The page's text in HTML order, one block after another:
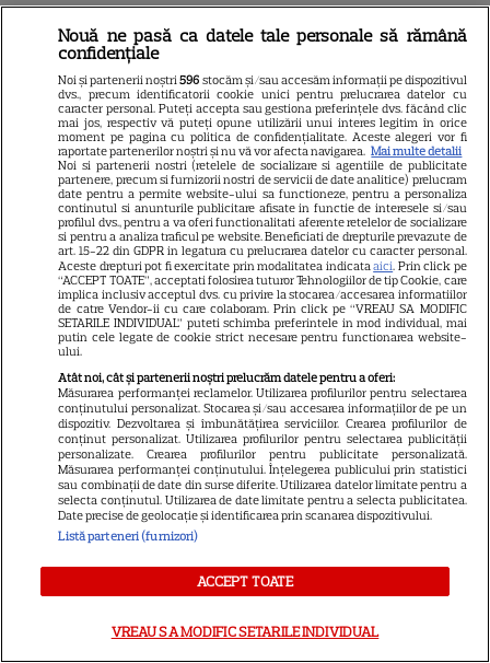
Discuția cu Shonda Rhimes
care a schimbat totul pentru
Cristina Yang
ARTICOLE PARTENERI
Horoscop 31 iulie 2026.
Scorpionii au șansa de a privi
dincolo de aparențe
Tragerile loto din 30 iulie 2026.
Numerele câştigătoare
extrase joi
Nouă ne pasă ca datele tale personale să rămână
confidențiale
Noi și partenerii noștri596 stocăm și/sau accesăm informații pe dispozitivul
dvs., precum identificatorii cookie unici pentru prelucrarea datelor cu
caracter personal. Puteți accepta sau gestiona preferințele dvs. făcând clic
mai jos, respectiv vă puteți opune utilizării unui interes legitim în orice
moment pe pagina cu politica de confidențialitate. Aceste alegeri vor fi
raportate partenerilor noștri și nu vă vor afecta navigarea. Mai multe detalii
Noi si partenerii nostri (retelele de socializare si agentiile de publicitate
partenere, precum si furnizorii nostri de servicii de date analitice) prelucram
date pentru a permite website-ului sa functioneze, pentru a personaliza
continutul si anunturile publicitare afisate in functie de interesele si/sau
profilul dvs., pentru a va oferi functionalitati aferente retelelor de socializare
si pentru a analiza traficul pe website. Beneficiati de drepturile prevazute de
art. 15-22 din GDPR in legatura cu prelucrarea datelor cu caracter personal.
Aceste drepturi pot fi exercitate prin modalitatea indicataaici. Prin click pe
“ACCEPT TOATE”, acceptati folosirea tuturor Tehnologiilor de tip Cookie, care
implica inclusiv acceptul dvs. cu privire la stocarea/accesarea informatiilor
de catre Vendor-ii cu care colaboram. Prin click pe “VREAU SA MODIFIC
SETARILE INDIVIDUAL” puteti schimba preferintele in mod individual, mai
putin cele legate de cookie strict necesare pentru functionarea website-
ului.
Atât noi, cât și partenerii noștri prelucrăm datele pentru a oferi:
Măsurarea performanței reclamelor. Utilizarea profilurilor pentru selectarea
conținutului personalizat. Stocarea și/sau accesarea informațiilor de pe un
dispozitiv. Dezvoltarea și îmbunătățirea serviciilor. Crearea profilurilor de
conținut personalizat. Utilizarea profilurilor pentru selectarea publicității
personalizate. Crearea profilurilor pentru publicitate personalizată.
Măsurarea performanței conținutului. Înțelegerea publicului prin statistici
sau combinații de date din surse diferite. Utilizarea datelor limitate pentru a
selecta conținutul. Utilizarea de date limitate pentru a selecta publicitatea.
Date precise de geolocație și identificarea prin scanarea dispozitivului.
Listă parteneri (furnizori)
ACCEPT TOATE
VREAU SA MODIFIC SETARILE INDIVIDUAL